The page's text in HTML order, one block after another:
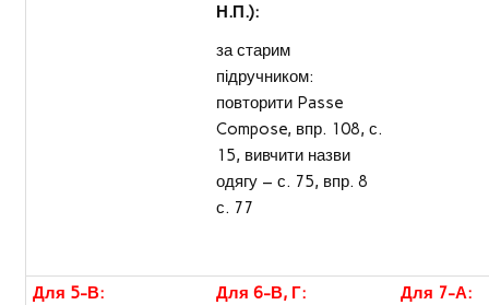
Н.П.):
за старим
підручником:
повторити Passe
Compose, впр. 108, с.
15, вивчити назви
одягу – с. 75, впр. 8
с. 77
Для 5-В:
Для 6-В, Г:
Для 7-А: